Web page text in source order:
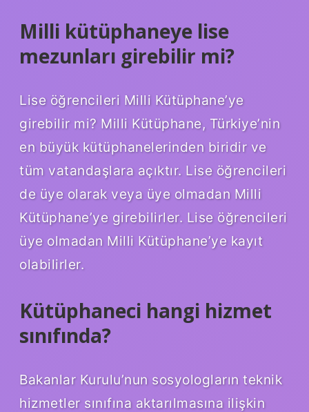
Milli kütüphaneye lise
mezunları girebilir mi?
Lise öğrencileri Milli Kütüphane’ye
girebilir mi? Milli Kütüphane, Türkiye’nin
en büyük kütüphanelerinden biridir ve
tüm vatandaşlara açıktır. Lise öğrencileri
de üye olarak veya üye olmadan Milli
Kütüphane’ye girebilirler. Lise öğrencileri
üye olmadan Milli Kütüphane’ye kayıt
olabilirler.
Kütüphaneci hangi hizmet
sınıfında?
Bakanlar Kurulu’nun sosyologların teknik
hizmetler sınıfına aktarılmasına ilişkin